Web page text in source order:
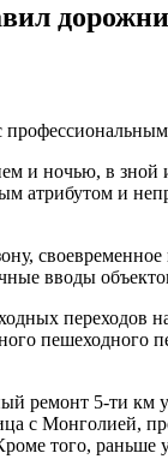
и ночью, в
атрибутом и
вводы
переходов
пешеходного
ремонт 5-ти
с Монголией,
того, раньше